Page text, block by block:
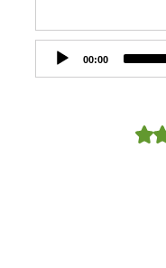
00:00